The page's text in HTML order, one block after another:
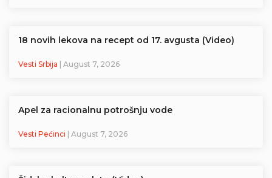
18 novih lekova na recept od 17. avgusta (Video)
Vesti Srbija | August 7, 2026
Apel za racionalnu potrošnju vode
Vesti Pećinci | August 7, 2026